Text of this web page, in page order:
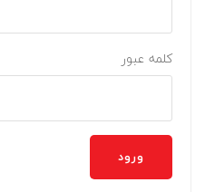
کلمه عبور
ورود